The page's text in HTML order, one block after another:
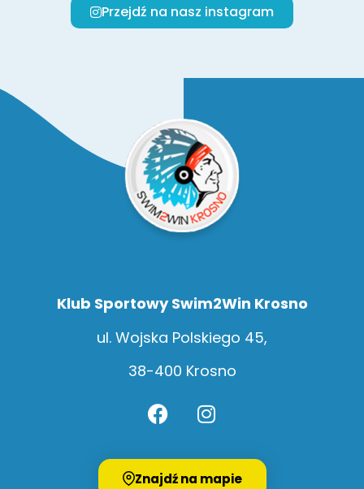
Przejdź na nasz instagram
Klub Sportowy Swim2Win Krosno
ul. Wojska Polskiego 45,
38-400 Krosno
Znajdź na mapie